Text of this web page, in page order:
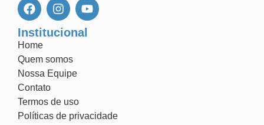
Institucional
Home
Quem somos
Nossa Equipe
Contato
Termos de uso
Políticas de privacidade